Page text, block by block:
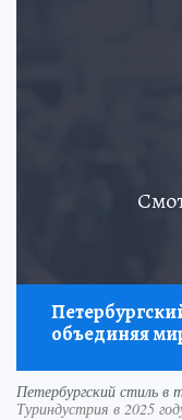
объединяя
Петербургский стиль в
Туриндустрия в 2025